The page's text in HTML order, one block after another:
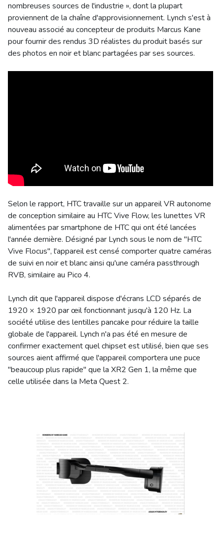
nombreuses sources de l'industrie », dont la plupart
proviennent de la chaîne d'approvisionnement. Lynch s'est à
nouveau associé au concepteur de produits Marcus Kane
pour fournir des rendus 3D réalistes du produit basés sur
des photos en noir et blanc partagées par ses sources.
Selon le rapport, HTC travaille sur un appareil VR autonome
de conception similaire au HTC Vive Flow, les lunettes VR
alimentées par smartphone de HTC qui ont été lancées
l'année dernière. Désigné par Lynch sous le nom de "HTC
Vive Flocus", l'appareil est censé comporter quatre caméras
de suivi en noir et blanc ainsi qu'une caméra passthrough
RVB, similaire au Pico 4.
Lynch dit que l'appareil dispose d'écrans LCD séparés de
1920 × 1920 par œil fonctionnant jusqu'à 120 Hz. La
société utilise des lentilles pancake pour réduire la taille
globale de l'appareil. Lynch n'a pas été en mesure de
confirmer exactement quel chipset est utilisé, bien que ses
sources aient affirmé que l'appareil comportera une puce
"beaucoup plus rapide" que la XR2 Gen 1, la même que
celle utilisée dans la Meta Quest 2.